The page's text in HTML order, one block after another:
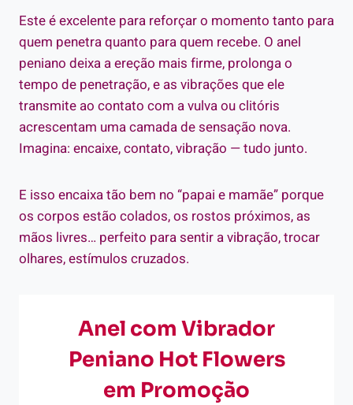
Este é excelente para reforçar o momento tanto para
quem penetra quanto para quem recebe. O anel
peniano deixa a ereção mais firme, prolonga o
tempo de penetração, e as vibrações que ele
transmite ao contato com a vulva ou clitóris
acrescentam uma camada de sensação nova.
Imagina: encaixe, contato, vibração — tudo junto.
E isso encaixa tão bem no “papai e mamãe” porque
os corpos estão colados, os rostos próximos, as
mãos livres… perfeito para sentir a vibração, trocar
olhares, estímulos cruzados.
Anel com Vibrador
Peniano Hot Flowers
em Promoção